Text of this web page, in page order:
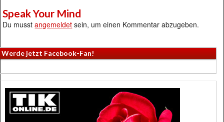
Speak Your Mind
Du musstangemeldet sein, um einen Kommentar abzugeben.
Werde jetzt Facebook-Fan!